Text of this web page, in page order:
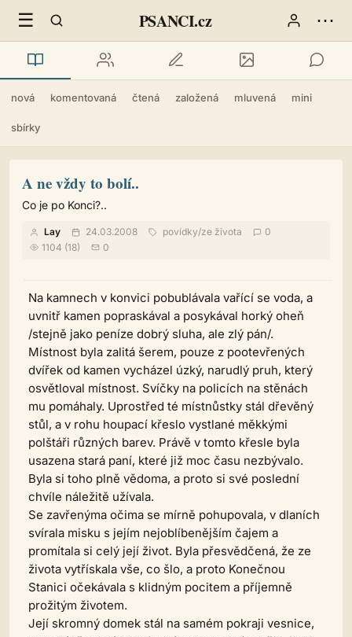
☰ PSANCI.cz ⋯
nová komentovaná čtená založená mluvená mini
sbírky
A ne vždy to bolí..
Co je po Konci?..
Lay 24.03.2008 povídky/ze života
0
1104 (18)
0
Na kamnech v konvici pobublávala vařící se voda, a
uvnitř kamen popraskával a posykával horký oheň
/stejně jako peníze dobrý sluha, ale zlý pán/.
Místnost byla zalitá šerem, pouze z pootevřených
dvířek od kamen vycházel úzký, narudlý pruh, který
osvětloval místnost. Svíčky na policích na stěnách
mu pomáhaly. Uprostřed té místnůstky stál dřevěný
stůl, a v rohu houpací křeslo vystlané měkkými
polštáři různých barev. Právě v tomto křesle byla
usazena stará paní, které již moc času nezbývalo.
Byla si toho plně vědoma, a proto si své poslední
chvíle náležitě užívala.
Se zavřenýma očima se mírně pohupovala, v dlaních
svírala misku s jejím nejoblíbenějším čajem a
promítala si celý její život. Byla přesvědčená, že ze
života vytřískala vše, co šlo, a proto Konečnou
Stanici očekávala s klidným pocitem a příjemně
prožitým životem.
Její skromný domek stál na samém pokraji vesnice,